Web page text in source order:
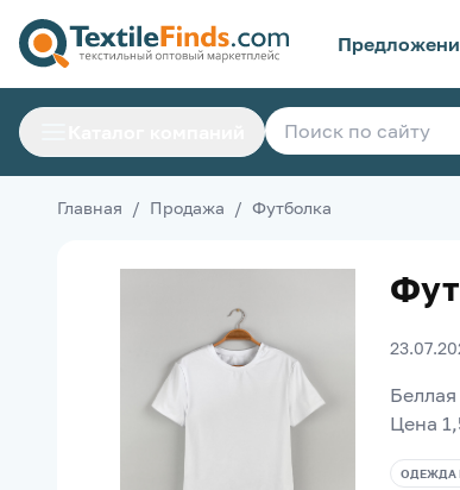
Главная / Продажа / Футболка
Цена
ОДЕЖДА